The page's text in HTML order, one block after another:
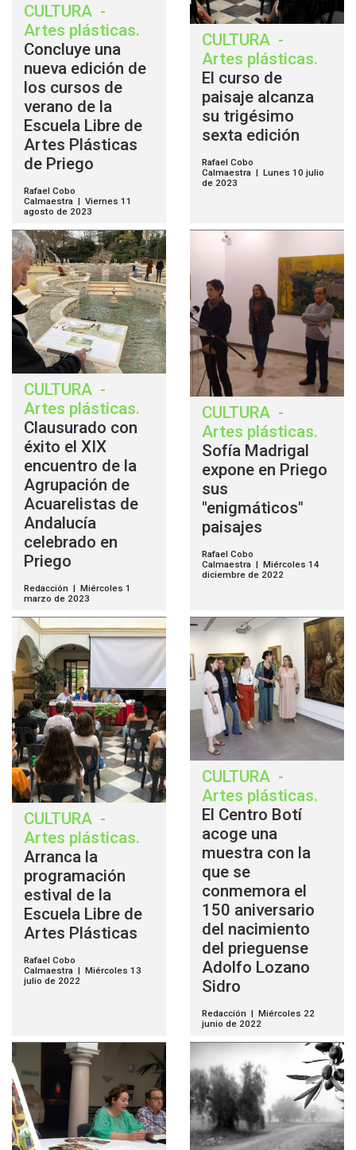
CULTURA -
Artes plásticas.
Concluye una
nueva edición de
los cursos de
verano de la
Escuela Libre de
Artes Plásticas
de Priego
Rafael Cobo
Calmaestra | Viernes 11
agosto de 2023
CULTURA -
Artes plásticas.
El curso de
paisaje alcanza
su trigésimo
sexta edición
Rafael Cobo
Calmaestra | Lunes 10 julio
de 2023
CULTURA -
Artes plásticas.
Clausurado con
éxito el XIX
encuentro de la
Agrupación de
Acuarelistas de
Andalucía
celebrado en
Priego
Redacción | Miércoles 1
marzo de 2023
CULTURA -
Artes plásticas.
Sofía Madrigal
expone en Priego
sus
"enigmáticos"
paisajes
Rafael Cobo
Calmaestra | Miércoles 14
diciembre de 2022
CULTURA -
Artes plásticas.
Arranca la
programación
estival de la
Escuela Libre de
Artes Plásticas
Rafael Cobo
Calmaestra | Miércoles 13
julio de 2022
CULTURA -
Artes plásticas.
El Centro Botí
acoge una
muestra con la
que se
conmemora el
150 aniversario
del nacimiento
del prieguense
Adolfo Lozano
Sidro
Redacción | Miércoles 22
junio de 2022